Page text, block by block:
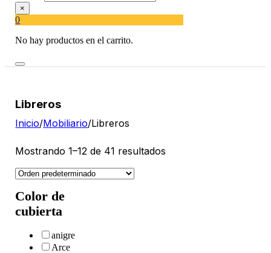
×
0
No hay productos en el carrito.
Libreros
Inicio/Mobiliario/Libreros
Mostrando 1–12 de 41 resultados
Color de
cubierta
anigre
Arce